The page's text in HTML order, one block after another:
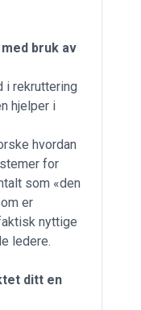
bruk av
i rekruttering
hjelper i
hvordan
for
som «den
er
nyttige
ledere.
ditt en